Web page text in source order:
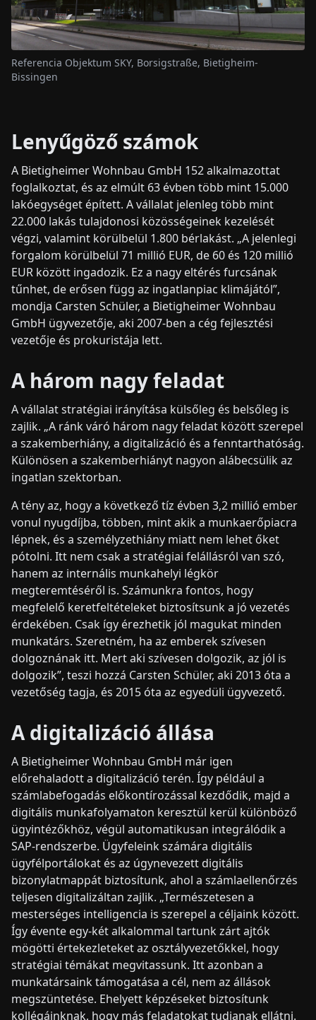
Lenyűgöző számok
A Bietigheimer Wohnbau GmbH 152 alkalmazottat
foglalkoztat, és az elmúlt 63 évben több mint 15.000
lakóegységet épített. A vállalat jelenleg több mint
22.000 lakás tulajdonosi közösségeinek kezelését
végzi, valamint körülbelül 1.800 bérlakást. „A jelenlegi
forgalom körülbelül 71 millió EUR, de 60 és 120 millió
EUR között ingadozik. Ez a nagy eltérés furcsának
tűnhet, de erősen függ az ingatlanpiac klimájától”,
mondja Carsten Schüler, a Bietigheimer Wohnbau
GmbH ügyvezetője, aki 2007-ben a cég fejlesztési
vezetője és prokuristája lett.
A három nagy feladat
A vállalat stratégiai irányítása külsőleg és belsőleg is
zajlik. „A ránk váró három nagy feladat között szerepel
a szakemberhiány, a digitalizáció és a fenntarthatóság.
Különösen a szakemberhiányt nagyon alábecsülik az
ingatlan szektorban.
Referencia Objektum SKY, Borsigstraße, Bietigheim-
Bissingen
A tény az, hogy a következő tíz évben 3,2 millió ember
vonul nyugdíjba, többen, mint akik a munkaerőpiacra
lépnek, és a személyzethiány miatt nem lehet őket
pótolni. Itt nem csak a stratégiai felállásról van szó,
hanem az internális munkahelyi légkör
megteremtéséről is. Számunkra fontos, hogy
megfelelő keretfeltételeket biztosítsunk a jó vezetés
érdekében. Csak így érezhetik jól magukat minden
munkatárs. Szeretném, ha az emberek szívesen
dolgoznának itt. Mert aki szívesen dolgozik, az jól is
dolgozik”, teszi hozzá Carsten Schüler, aki 2013 óta a
vezetőség tagja, és 2015 óta az egyedüli ügyvezető.
A digitalizáció állása
A Bietigheimer Wohnbau GmbH már igen
előrehaladott a digitalizáció terén. Így például a
számlabefogadás előkontírozással kezdődik, majd a
digitális munkafolyamaton keresztül kerül különböző
ügyintézőkhöz, végül automatikusan integrálódik a
SAP-rendszerbe. Ügyfeleink számára digitális
ügyfélportálokat és az úgynevezett digitális
bizonylatmappát biztosítunk, ahol a számlaellenőrzés
teljesen digitalizáltan zajlik. „Természetesen a
mesterséges intelligencia is szerepel a céljaink között.
Így évente egy-két alkalommal tartunk zárt ajtók
mögötti értekezleteket az osztályvezetőkkel, hogy
stratégiai témákat megvitassunk. Itt azonban a
munkatársaink támogatása a cél, nem az állások
megszüntetése. Ehelyett képzéseket biztosítunk
kollégáinknak, hogy más feladatokat tudjanak ellátni.